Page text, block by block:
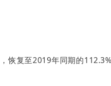
恢复至2019年同期的